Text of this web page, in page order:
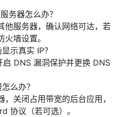
务器怎么办？
他服务器，确认网络可达，若
墙设置。
示真实 IP？
DNS 漏洞保护并更换 DNS
么办？
关闭占用带宽的后台应用，
协议（若可选）。